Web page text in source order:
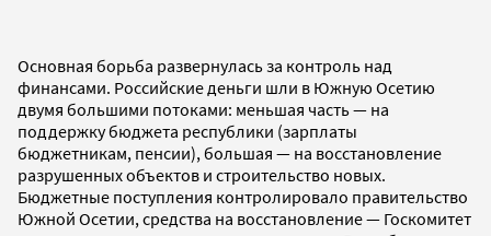
Основная борьба развернулась за контроль над
финансами. Российские деньги шли в Южную Осетию
двумя большими потоками: меньшая часть — на
поддержку бюджета республики (зарплаты
бюджетникам, пенсии), большая — на восстановление
разрушенных объектов и строительство новых.
Бюджетные поступления контролировало правительство
Южной Осетии, средства на восстановление — Госкомитет